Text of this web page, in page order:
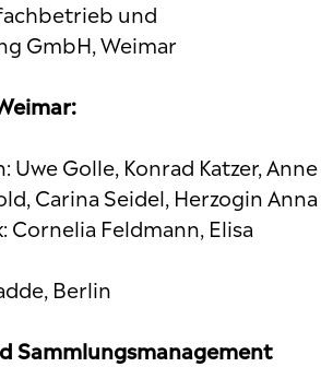
und
GmbH, Weimar
Uwe Golle, Konrad Katzer, Anne
Carina Seidel, Herzogin Anna
Cornelia Feldmann, Elisa
Berlin
Sammlungsmanagement